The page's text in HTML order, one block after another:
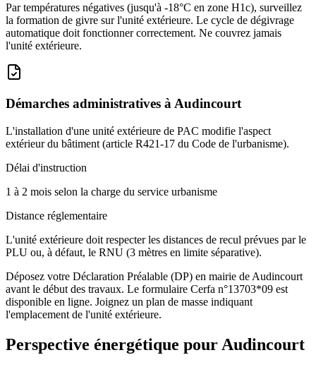
Par températures négatives (jusqu'à -18°C en zone H1c), surveillez
la formation de givre sur l'unité extérieure. Le cycle de dégivrage
automatique doit fonctionner correctement. Ne couvrez jamais
l'unité extérieure.
Démarches administratives àAudincourt
L'installation d'une unité extérieure de PAC modifie l'aspect
extérieur du bâtiment (article R421-17 du Code de l'urbanisme).
Délai d'instruction
1 à 2 mois selon la charge du service urbanisme
Distance réglementaire
L'unité extérieure doit respecter les distances de recul prévues par le
PLU ou, à défaut, le RNU (3 mètres en limite séparative).
Déposez votre Déclaration Préalable (DP) en mairie de Audincourt
avant le début des travaux. Le formulaire Cerfa n°13703*09 est
disponible en ligne. Joignez un plan de masse indiquant
l'emplacement de l'unité extérieure.
Perspective énergétique pour Audincourt